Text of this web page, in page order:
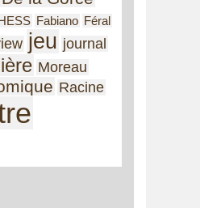
Fabiano Féral
jeu journal
Moreau
Racine